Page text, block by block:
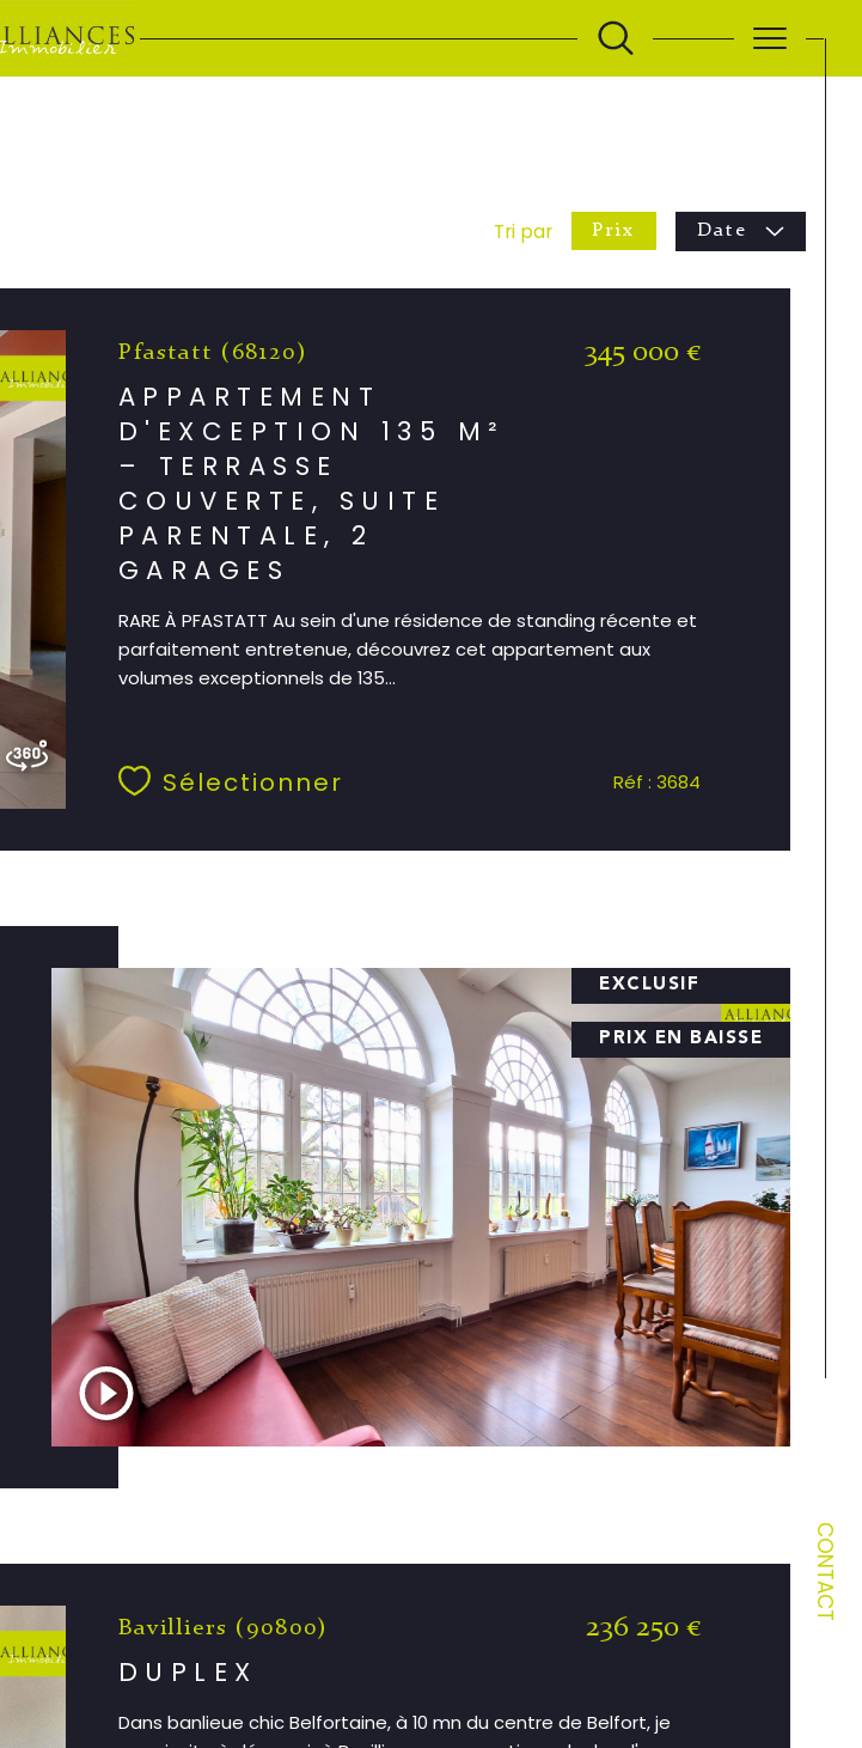
CONTACT
Tri par Prix Date
Pfastatt (68120)
APPARTEMENT
D'EXCEPTION 135 M²
– TERRASSE
COUVERTE, SUITE
PARENTALE, 2
GARAGES
345 000 €
RARE À PFASTATT Au sein d'une résidence de standing récente et
parfaitement entretenue, découvrez cet appartement aux
volumes exceptionnels de 135...
Sélectionner Réf : 3684
EXCLUSIF
PRIX EN BAISSE
Bavilliers (90800)
DUPLEX
236 250 €
Dans banlieue chic Belfortaine, à 10 mn du centre de Belfort, je